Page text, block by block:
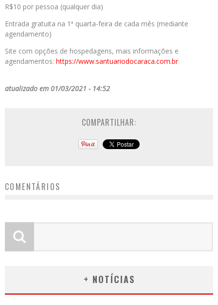
R$10 por pessoa (qualquer dia)
Entrada gratuita na 1ª quarta-feira de cada mês (mediante
agendamento)
Site com opções de hospedagens, mais informações e
agendamentos: https://www.santuariodocaraca.com.br
atualizado em 01/03/2021 - 14:52
COMPARTILHAR:
COMENTÁRIOS
+ NOTÍCIAS